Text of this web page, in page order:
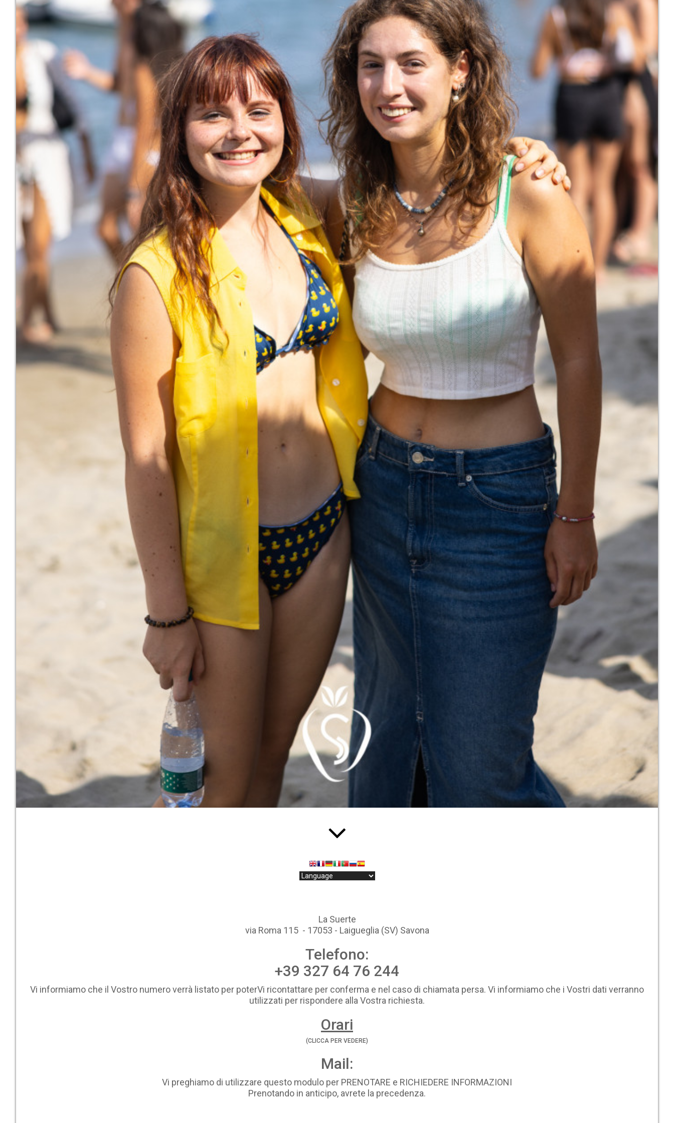
La Suerte
via Roma 115 - 17053 - Laigueglia (SV) Savona
Telefono:
+39 327 64 76 244
Vi informiamo che il Vostro numero verrà listato per poterVi ricontattare per conferma e nel caso di chiamata persa. Vi informiamo che i Vostri dati verranno
utilizzati per rispondere alla Vostra richiesta.
Orari
(CLICCA PER VEDERE)
Mail:
Vi preghiamo di utilizzare questo modulo per PRENOTARE e RICHIEDERE INFORMAZIONI
Prenotando in anticipo, avrete la precedenza.